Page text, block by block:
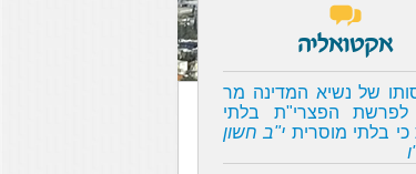
אקטואליה
של נשיא המדינה מר
לפרשת הפצרי"ת בלתי
בלתי מוסרית י"ב חשון